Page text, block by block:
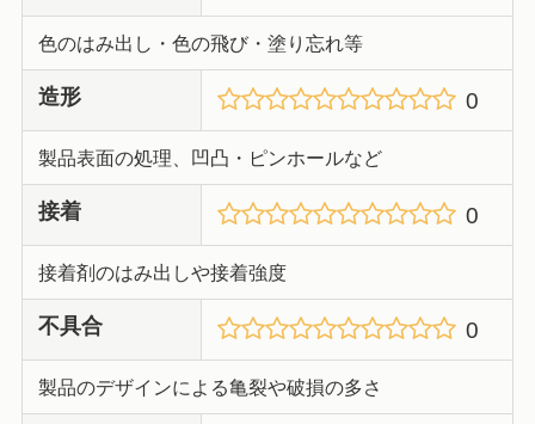
色のはみ出し・色の飛び・塗り忘れ等
造形 0
製品表面の処理、凹凸・ピンホールなど
接着 0
接着剤のはみ出しや接着強度
不具合 0
製品のデザインによる亀裂や破損の多さ